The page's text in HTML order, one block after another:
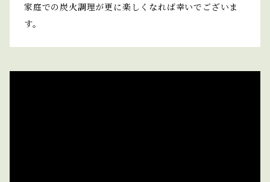
家庭での炭火調理が更に楽しくなれば幸いでございま
す。